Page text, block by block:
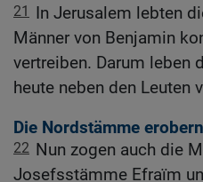
21
In Jerusalem lebten
Männer von Benjamin
vertreiben. Darum leben
heute neben den Leuten
Die Nordstämme
22 Nun zogen auch die
Josefsstämme Efraïm